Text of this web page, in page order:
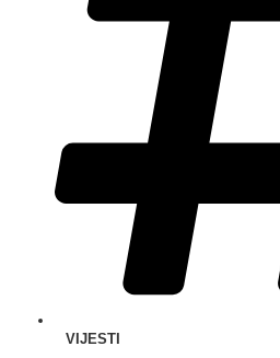
VIJESTI